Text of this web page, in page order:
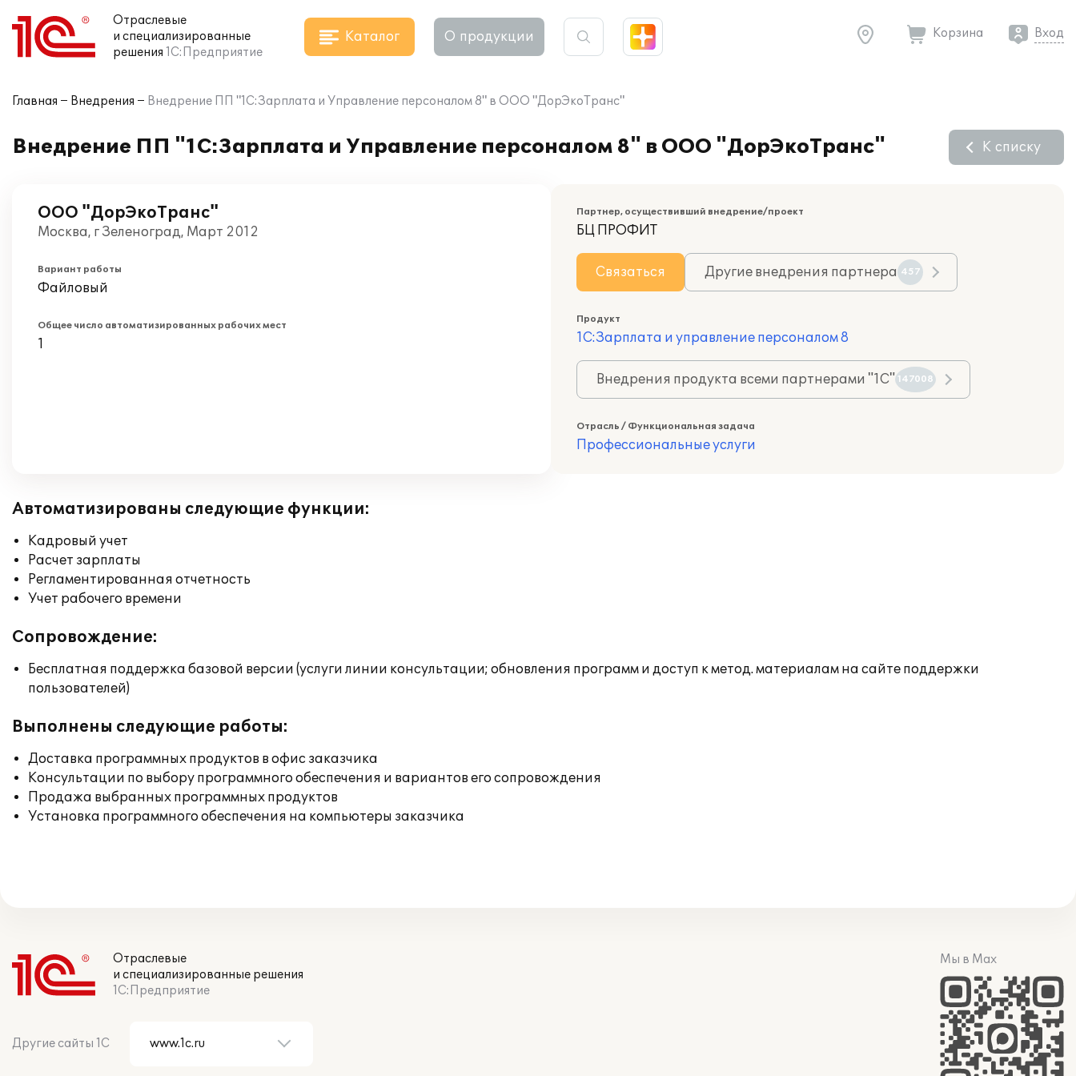
Отраслевые
и специализированные
решения 1С:Предприятие
Каталог О продукции Корзина Вход
Главная Внедрения Внедрение ПП "1С:Зарплата и Управление персоналом 8" в ООО "ДорЭкоТранс"
Внедрение ПП "1С:Зарплата и Управление персоналом 8" в ООО "ДорЭкоТранс" К списку
ООО "ДорЭкоТранс"
Москва, г Зеленоград, Март 2012
Вариант работы
Файловый
Общее число автоматизированных рабочих мест
1
Партнер, осуществивший внедрение/проект
БЦ ПРОФИТ
Связаться Другие внедрения партнера 457
Продукт
1С:Зарплата и управление персоналом 8
Внедрения продукта всеми партнерами "1С" 147008
Отрасль / Функциональная задача
Профессиональные услуги
Автоматизированы следующие функции:
Кадровый учет
Расчет зарплаты
Регламентированная отчетность
Учет рабочего времени
Сопровождение:
Бесплатная поддержка базовой версии (услуги линии консультации; обновления программ и доступ к метод. материалам на сайте поддержки
пользователей)
Выполнены следующие работы:
Доставка программных продуктов в офис заказчика
Консультации по выбору программного обеспечения и вариантов его сопровождения
Продажа выбранных программных продуктов
Установка программного обеспечения на компьютеры заказчика
Отраслевые
и специализированные решения
1С:Предприятие
Другие сайты 1С
Мы в Max